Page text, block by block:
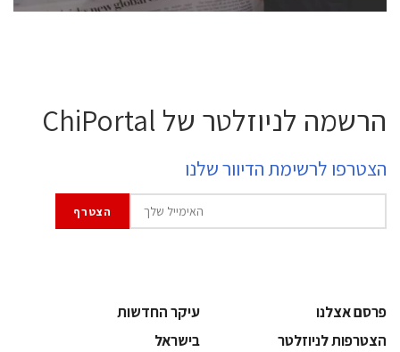
הרשמה לניוזלטר של ChiPortal
הצטרפו לרשימת הדיוור שלנו
פרסם אצלנו
עיקר החדשות
הצטרפות לניוזלטר
בישראל